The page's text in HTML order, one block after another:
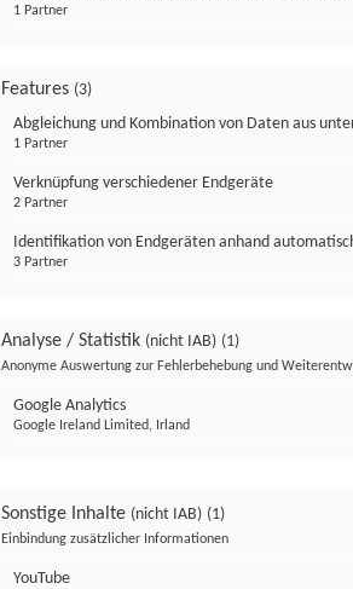
1 Partner
Features (3)
Abgleichung und Kombination von Daten aus
1 Partner
Verknüpfung verschiedener Endgeräte
2 Partner
Identifikation von Endgeräten anhand
3 Partner
Analyse / Statistik (nicht IAB) (1)
Anonyme Auswertung zur Fehlerbehebung und
Google Analytics
Google Ireland Limited, Irland
Sonstige Inhalte (nicht IAB) (1)
Einbindung zusätzlicher Informationen
YouTube